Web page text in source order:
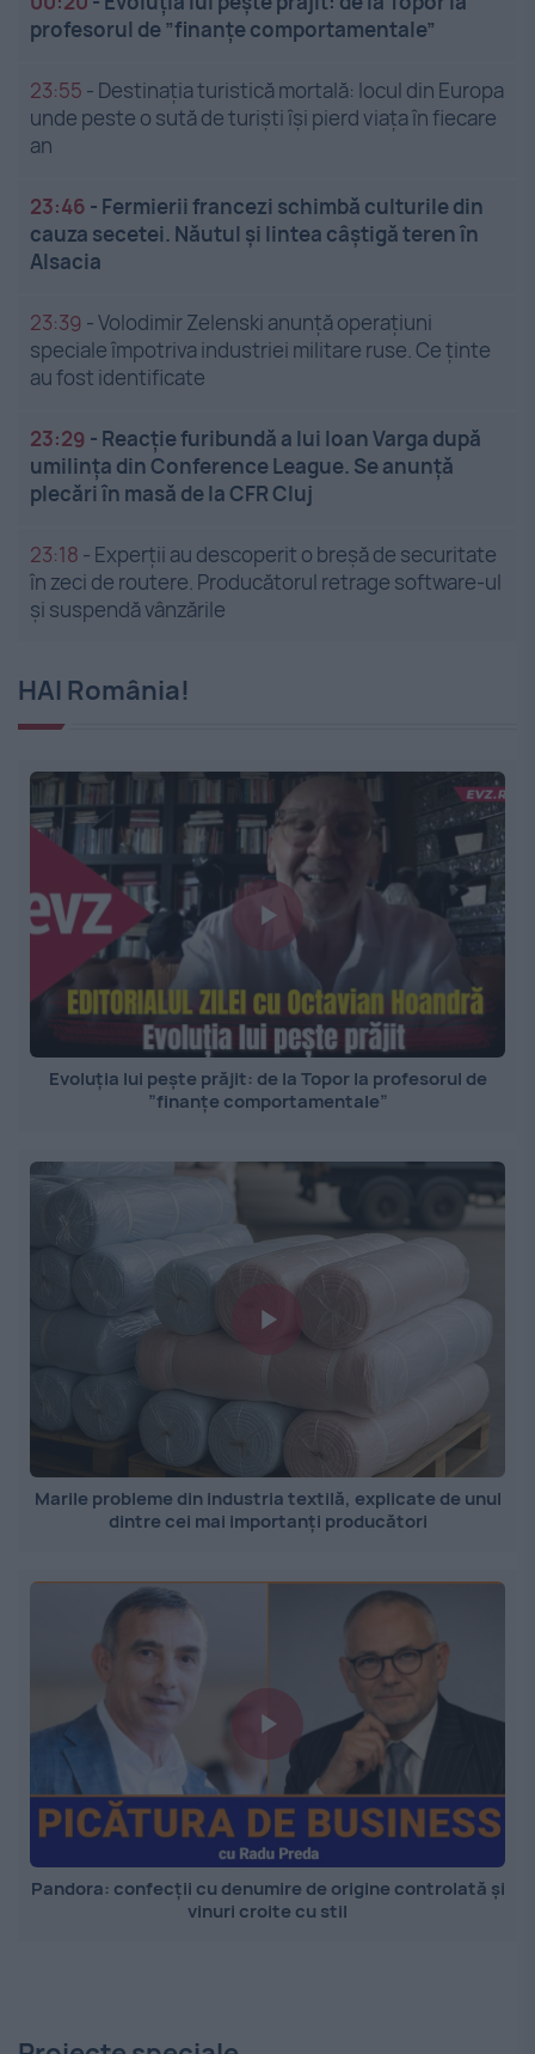
profesorul de ”finanțe comportamentale”
23:55 - Destinația turistică mortală: locul din Europa
unde peste o sută de turiști își pierd viața în fiecare
an
23:46 - Fermierii francezi schimbă culturile din
cauza secetei. Năutul și lintea câștigă teren în
Alsacia
23:39 -Volodimir Zelenski anunță operațiuni
speciale împotriva industriei militare ruse. Ce ținte
au fost identificate
23:29 - Reacție furibundă a lui Ioan Varga după
umilința din Conference League. Se anunță
plecări în masă de la CFR Cluj
23:18 - Experții au descoperit o breșă de securitate
în zeci de routere. Producătorul retrage software-ul
și suspendă vânzările
HAI România!
Evoluția lui pește prăjit: de la Topor la profesorul de
”finanțe comportamentale”
Marile probleme din industria textilă, explicate de unul
dintre cei mai importanți producători
Pandora: confecții cu denumire de origine controlată și
vinuri croite cu stil